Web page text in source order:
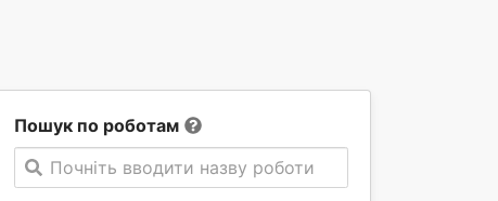
Пошук по роботам
Почніть вводити назву роботи